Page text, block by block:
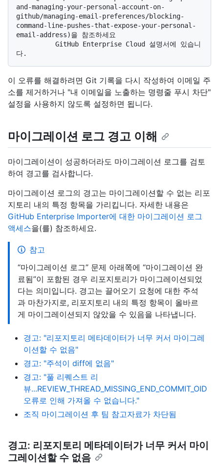
and-managing-your-personal-account-on-
github/managing-email-preferences/blocking-
command-line-pushes-that-expose-your-personal-
email-address)을 참조하세요
이 오류를 해결하려면 Git 기록을 다시 작성하여 이메일 주
소를 제거하거나 "내 이메일을 노출하는 명령줄 푸시 차단"
설정을 사용하지 않도록 설정하면 됩니다.
마이그레이션 로그 경고 이해
마이그레이션이 성공하더라도 마이그레이션 로그를 검토
하여 경고를 검사합니다.
마이그레이션 로그의 경고는 마이그레이션할 수 없는 리포
지토리 내의 특정 항목을 가리킵니다. 자세한 내용은
GitHub Enterprise Importer에 대한 마이그레이션 로그
액세스을(를) 참조하세요.
참고
“마이그레이션 로그” 문제 아래쪽에 “마이그레이션 완
료됨”이 포함된 경우 리포지토리가 마이그레이션되었
다는 의미입니다. 경고는 끌어오기 요청에 대한 주석
과 마찬가지로, 리포지토리 내의 특정 항목이 올바르
게 마이그레이션되지 않았을 수 있음을 나타냅니다.
경고: "리포지토리 메타데이터가 너무 커서 마이그레
이션할 수 없음"
경고: "주석이 diff에 없음"
경고: "풀 리퀘스트 리
뷰...REVIEW_THREAD_MISSING_END_COMMIT_OID
오류로 인해 가져올 수 없습니다."
조직 마이그레이션 후 팀 참고자료가 차단됨
경고: 리포지토리 메타데이터가 너무 커서 마이
그레이션할 수 없음